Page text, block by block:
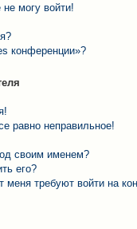
могу войти!
конференции»?
равно неправильное!
своим именем?
его?
меня требуют войти на